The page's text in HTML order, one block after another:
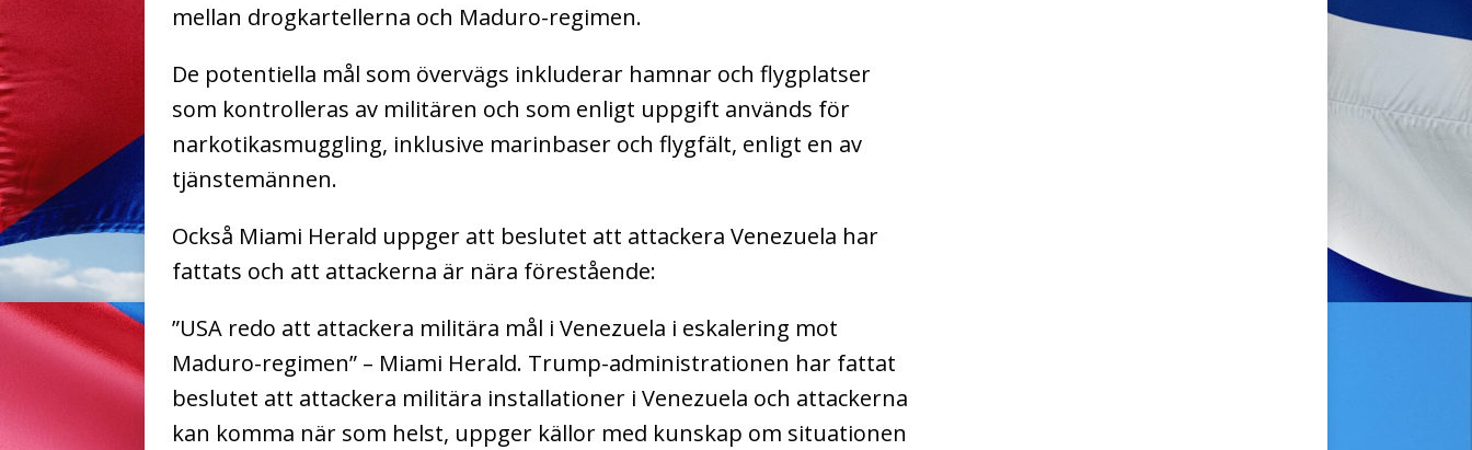
mellan drogkartellerna och Maduro-regimen.
De potentiella mål som övervägs inkluderar hamnar och flygplatser
som kontrolleras av militären och som enligt uppgift används för
narkotikasmuggling, inklusive marinbaser och flygfält, enligt en av
tjänstemännen.
Också Miami Herald uppger att beslutet att attackera Venezuela har
fattats och att attackerna är nära förestående:
”USA redo att attackera militära mål i Venezuela i eskalering mot
Maduro-regimen” – Miami Herald. Trump-administrationen har fattat
beslutet att attackera militära installationer i Venezuela och attackerna
kan komma när som helst, uppger källor med kunskap om situationen